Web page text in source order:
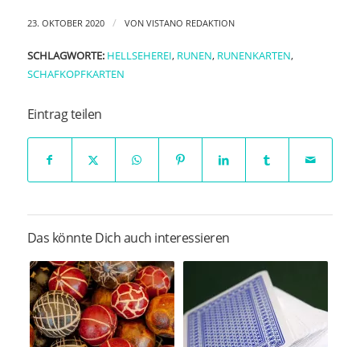
23. OKTOBER 2020 / VON VISTANO REDAKTION
SCHLAGWORTE: HELLSEHEREI, RUNEN, RUNENKARTEN,
SCHAFKOPFKARTEN
Eintrag teilen
Das könnte Dich auch interessieren